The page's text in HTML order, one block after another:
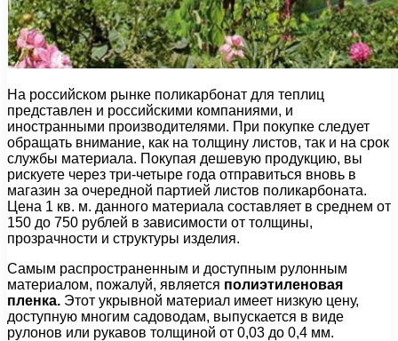
На российском рынке поликарбонат для теплиц
представлен и российскими компаниями, и
иностранными производителями. При покупке следует
обращать внимание, как на толщину листов, так и на срок
службы материала. Покупая дешевую продукцию, вы
рискуете через три-четыре года отправиться вновь в
магазин за очередной партией листов поликарбоната.
Цена 1 кв. м. данного материала составляет в среднем от
150 до 750 рублей в зависимости от толщины,
прозрачности и структуры изделия.
Самым распространенным и доступным рулонным
материалом, пожалуй, является полиэтиленовая
пленка. Этот укрывной материал имеет низкую цену,
доступную многим садоводам, выпускается в виде
рулонов или рукавов толщиной от 0,03 до 0,4 мм.